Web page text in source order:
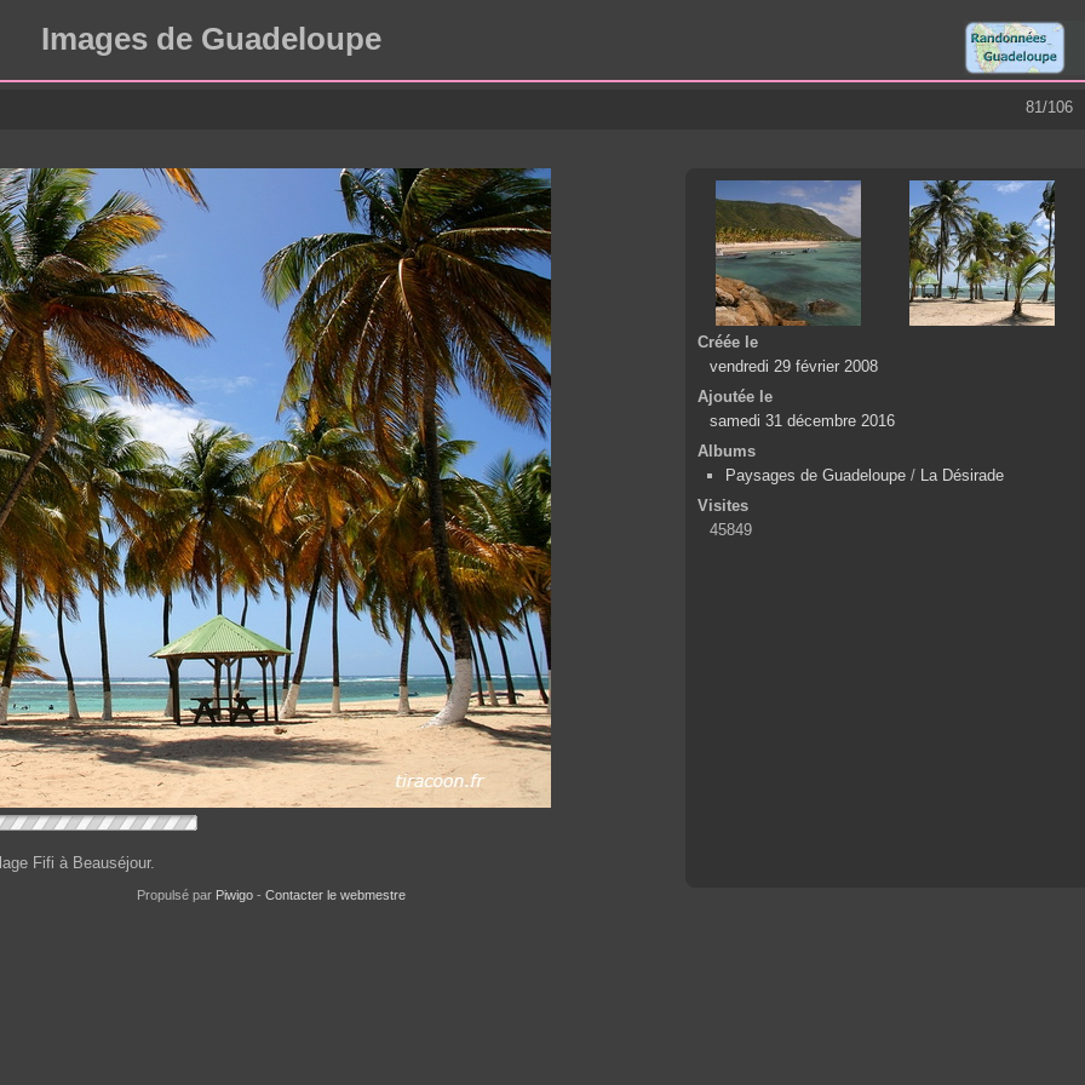
Images de Guadeloupe
81/106
Fifi à Beauséjour.
Créée le
vendredi 29 février 2008
Ajoutée le
samedi 31 décembre 2016
Albums
Paysages de Guadeloupe / La Désirade
Visites
45849
Propulsé par Piwigo - Contacter le webmestre